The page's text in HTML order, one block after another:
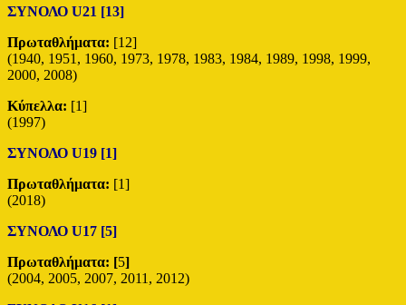
ΣΥΝΟΛΟ U21 [13]
Πρωταθλήματα: [12]
(1940, 1951, 1960, 1973, 1978, 1983, 1984, 1989, 1998, 1999,
2000, 2008)
Κύπελλα: [1]
(1997)
ΣΥΝΟΛΟ U19 [1]
Πρωταθλήματα: [1]
(2018)
ΣΥΝΟΛΟ U17 [5]
Πρωταθλήματα: [5]
(2004, 2005, 2007, 2011, 2012)